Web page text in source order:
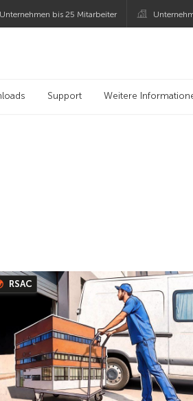
Unternehmen bis 25 Mitarbeiter
Support Weitere
RSAC